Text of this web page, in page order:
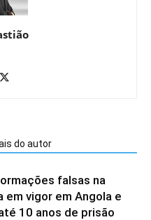
do autor
falsas na
vigor em Angola e
10 anos de prisão